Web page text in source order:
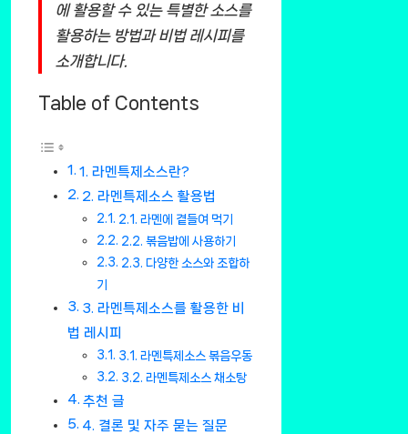
에 활용할 수 있는 특별한 소스를
활용하는 방법과 비법 레시피를
소개합니다.
Table of Contents
1. 라멘특제소스란?
2. 라멘특제소스 활용법
2.1. 라멘에 곁들여 먹기
2.2. 볶음밥에 사용하기
2.3. 다양한 소스와 조합하
기
3. 라멘특제소스를 활용한 비
법 레시피
3.1. 라멘특제소스 볶음우동
3.2. 라멘특제소스 채소탕
추천 글
4. 결론 및 자주 묻는 질문